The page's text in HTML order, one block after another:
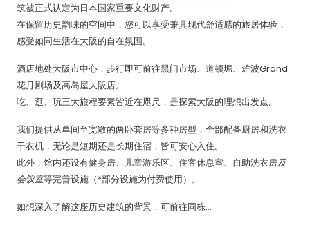
筑被正式认定为日本国家重要文化财产。
在保留历史韵味的空间中，您可以享受兼具现代舒适感的旅居体验，
感受如同生活在大阪的自在氛围。
酒店地处大阪市中心，步行即可前往黑门市场、道顿堀、难波Grand
花月剧场及高岛屋大阪店。
吃、逛、玩三大旅程要素皆近在咫尺，是探索大阪的理想出发点。
我们提供从单间至宽敞的两卧套房等多种房型，全部配备厨房和洗衣
干衣机，无论是短期还是长期住宿，皆可安心入住。
此外，馆内还设有健身房、儿童游乐区、住客休息室、自助洗衣房及
会议室等完善设施（*部分设施为付费使用）。
如想深入了解这座历史建筑的背景，可前往同栋...